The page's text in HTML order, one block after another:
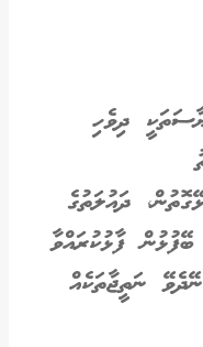
ދިވެހި
ދައުލަތުގެ
ފާޅުކުރައްވާ
ނަތީޖާތަކެއް